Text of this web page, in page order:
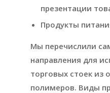
презентации
Продукты
Мы перечислили
направления для
торговых стоек из
полимеров. Виды